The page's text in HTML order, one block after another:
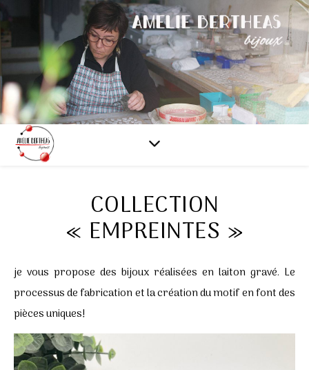
COLLECTION
« EMPREINTES »
je vous propose des bijoux réalisées en laiton gravé. Le
processus de fabrication et la création du motif en font des
pièces uniques!